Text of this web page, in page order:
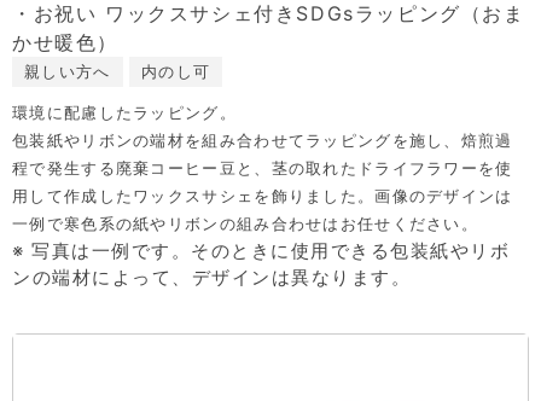
・お祝い ワックスサシェ付きSDGsラッピング（おま
かせ暖色）
親しい方へ 内のし可
環境に配慮したラッピング。
包装紙やリボンの端材を組み合わせてラッピングを施し、焙煎過
程で発生する廃棄コーヒー豆と、茎の取れたドライフラワーを使
用して作成したワックスサシェを飾りました。画像のデザインは
一例で寒色系の紙やリボンの組み合わせはお任せください。
※ 写真は一例です。そのときに使用できる包装紙やリボ
ンの端材によって、デザインは異なります。